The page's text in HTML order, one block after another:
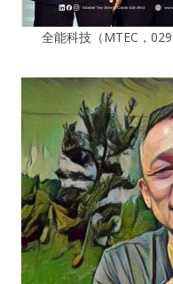
全能科技（MTEC，